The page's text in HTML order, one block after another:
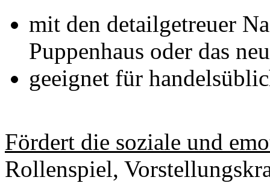
mit den detailgetreuer
Puppenhaus oder das
geeignet für
Fördert die soziale und
Rollenspiel,